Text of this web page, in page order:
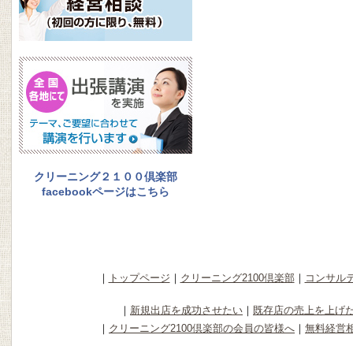
クリーニング２１００倶楽部
facebookページはこちら
｜ トップページ ｜ クリーニング2100倶楽部｜ コンサル
｜ 新規出店を成功させたい ｜ 既存店の売上を上げ
｜ クリーニング2100倶楽部の会員の皆様へ ｜ 無料経営